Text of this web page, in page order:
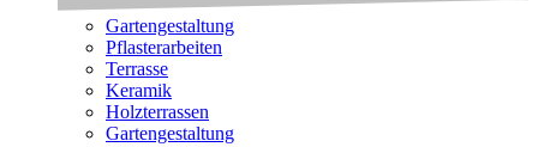
Gartengestaltung
Pflasterarbeiten
Terrasse
Keramik
Holzterrassen
Gartengestaltung